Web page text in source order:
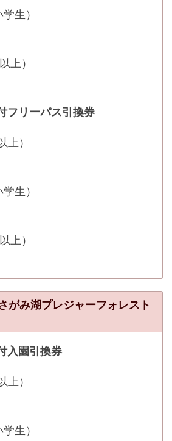
生）
上）
フリーパス引換券
）
生）
上）
がみ湖プレジャーフォレスト
入園引換券
）
生）